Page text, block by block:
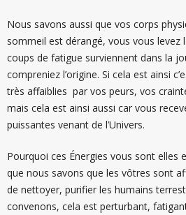
Nous savons aussi que vos corps
sommeil est dérangé, vous vous levez
coups de fatigue surviennent dans la
compreniez l’origine. Si cela est ainsi
très affaiblies par vos peurs, vos
mais cela est ainsi aussi car vous
puissantes venant de l’Univers.
Pourquoi ces Énergies vous sont elles
que nous savons que les vôtres sont
de nettoyer, purifier les humains
convenons, cela est perturbant,